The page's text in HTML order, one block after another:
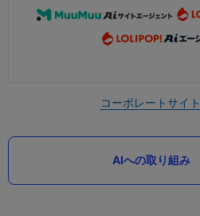
コーポレートサイト
AIへの取り組み